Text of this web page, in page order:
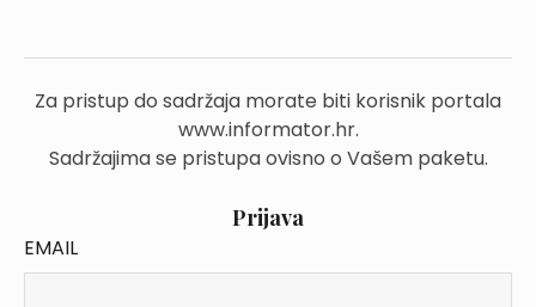
Za pristup do sadržaja morate biti korisnik portala
www.informator.hr.
Sadržajima se pristupa ovisno o Vašem paketu.
Prijava
EMAIL